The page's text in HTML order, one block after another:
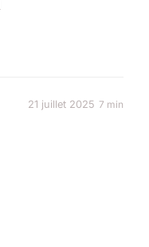
21 juillet 2025 7 min